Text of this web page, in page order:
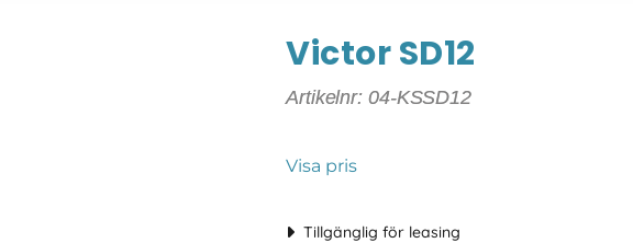
Victor SD12
Artikelnr: 04-KSSD12
Visa pris
Tillgänglig för leasing